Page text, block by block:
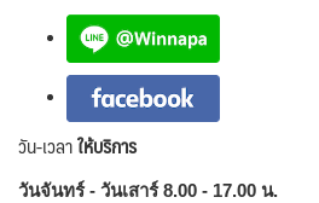
วัน-เวลาให้บริการ
วันจันทร์ - วันเสาร์ 8.00 - 17.00 น.